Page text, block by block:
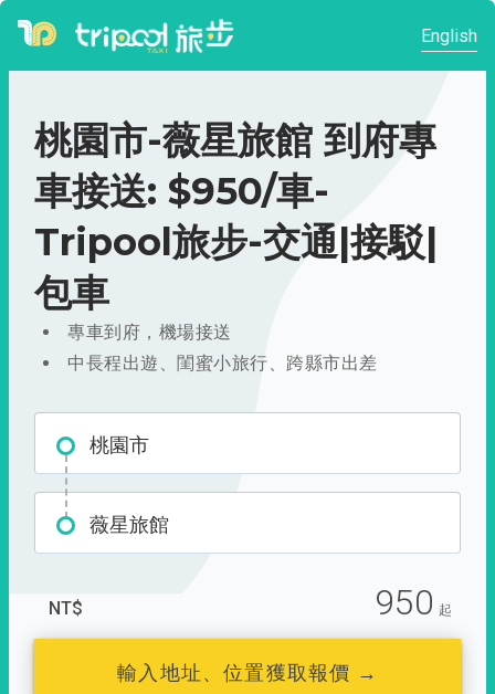
English
桃園市-薇星旅館 到府專
車接送: $950/車-
Tripool旅步-交通|接駁|
包車
專車到府，機場接送
中長程出遊、閨蜜小旅行、跨縣市出差
桃園市
薇星旅館
NT$ 950 起
輸入地址、位置獲取報價 →